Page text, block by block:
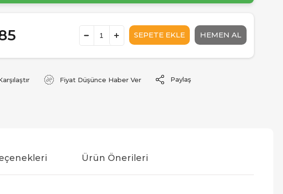
Fiyat Düşünce Haber Ver Paylaş
Ürün Önerileri